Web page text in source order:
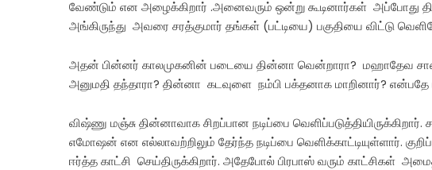
வேண்டும் என அழைக்கிறார் .அனைவரும் ஒன்று கூடினார்கள் அப்போது
அங்கிருந்து அவரை சரத்குமார் தங்கள் (பட்டியை) பகுதியை விட்டு
அதன் பின்னர் காலமுகனின் படையை தின்னா வென்றாரா? மஹாதேவ
அனுமதி தந்தாரா? தின்னா கடவுளை நம்பி பக்தனாக மாறினார்?
விஷ்ணு மஞ்சு தின்னாவாக சிறப்பான நடிப்பை
எமோஷன் என எல்லாவற்றிலும் தேர்ந்த நடிப்பை வெளிக்காட்டியுள்ளார்.
ஈர்த்த காட்சி செய்திருக்கிறார். அதேபோல் பிரபாஸ் வரும் காட்சிகள்